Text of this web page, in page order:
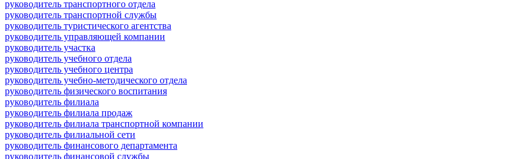
руководитель транспортного отдела
руководитель транспортной службы
руководитель туристического агентства
руководитель управляющей компании
руководитель участка
руководитель учебного отдела
руководитель учебного центра
руководитель учебно-методического отдела
руководитель физического воспитания
руководитель филиала
руководитель филиала продаж
руководитель филиала транспортной компании
руководитель филиальной сети
руководитель финансового департамента
руководитель финансовой службы